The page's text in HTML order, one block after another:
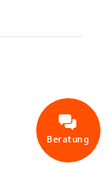
Beratung